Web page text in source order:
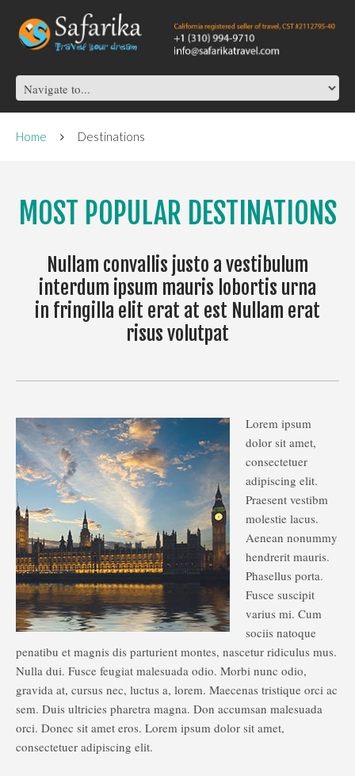
Home Destinations
MOST POPULAR DESTINATIONS
Nullam convallis justo a vestibulum
interdum ipsum mauris lobortis urna
in fringilla elit erat at est Nullam erat
risus volutpat
Lorem ipsum
dolor sit amet,
consectetuer
adipiscing elit.
Praesent vestibm
molestie lacus.
Aenean nonummy
hendrerit mauris.
Phasellus porta.
Fusce suscipit
varius mi. Cum
sociis natoque
penatibu et magnis dis parturient montes, nascetur ridiculus mus.
Nulla dui. Fusce feugiat malesuada odio. Morbi nunc odio,
gravida at, cursus nec, luctus a, lorem. Maecenas tristique orci ac
sem. Duis ultricies pharetra magna. Don accumsan malesuada
orci. Donec sit amet eros. Lorem ipsum dolor sit amet,
consectetuer adipiscing elit.